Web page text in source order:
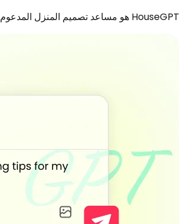
HouseGPT هو مساعد تصميم المنزل المدعوم بالذكاء الاصطناعي، مصمم لتبسيط وتسريع كل خطوة من خطوات عملية تجديد منزلك أو تجهيز مكانك.